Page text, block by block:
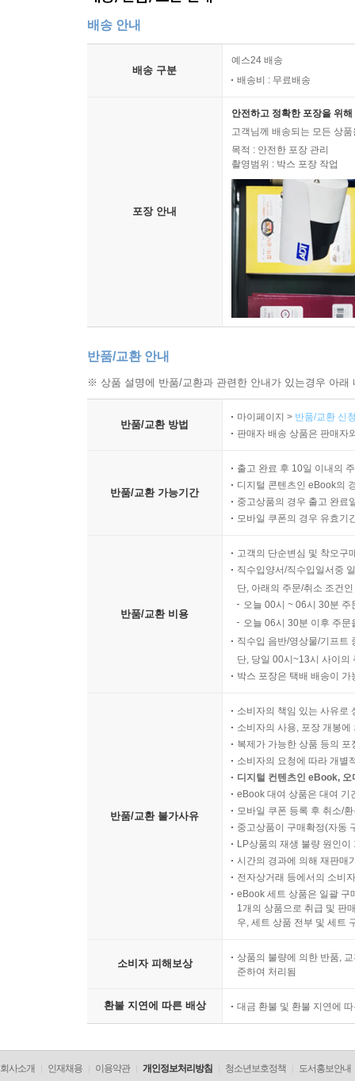
배송 안내
배송 구분
예스24 배송
배송비 : 무료배송
포장 안내
안전하고 정확한 포장을 위
고객님께 배송되는 모든 상
목적 : 안전한 포장 관리
촬영범위 : 박스 포장 작업
반품/교환 안내
※ 상품 설명에 반품/교환과 관련한 안내가 있는경우 아
반품/교환 방법
마이페이지 > 반품/교환 신
판매자 배송 상품은 판매자
반품/교환 가능기간
출고 완료 후 10일 이내의
디지털 콘텐츠인 eBook의
중고상품의 경우 출고 완료
모바일 쿠폰의 경우 유효기
반품/교환 비용
고객의 단순변심 및 착오구
직수입양서/직수입일서중
단, 아래의 주문/취소 조건
오늘 00시 ~ 06시 30분
오늘 06시 30분 이후 주
직수입 음반/영상물/기프트
단, 당일 00시~13시 사이의
박스 포장은 택배 배송이
반품/교환 불가사유
소비자의 책임 있는 사유로
소비자의 사용, 포장 개봉
복제가 가능한 상품 등의
소비자의 요청에 따라 개별
디지털 컨텐츠인 eBook,
eBook 대여 상품은 대여 기
모바일 쿠폰 등록 후 취소/
중고상품이 구매확정(자동
LP상품의 재생 불량 원인
시간의 경과에 의해 재판매
전자상거래 등에서의 소비
eBook 세트 상품은 일괄 구
1개의 상품으로 취급 및 판
우, 세트 상품 전부 및 세트
소비자 피해보상
상품의 불량에 의한 반품,
준하여 처리됨
환불 지연에 따른 배상 대금 환불 및 환불 지연에
회사소개 인재채용 이용약관 개인정보처리방침 청소년보호정책 도서홍보안내